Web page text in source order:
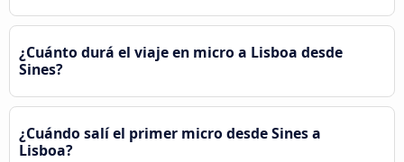
¿Cuánto durá el viaje en micro a Lisboa desde
Sines?
¿Cuándo salí el primer micro desde Sines a
Lisboa?